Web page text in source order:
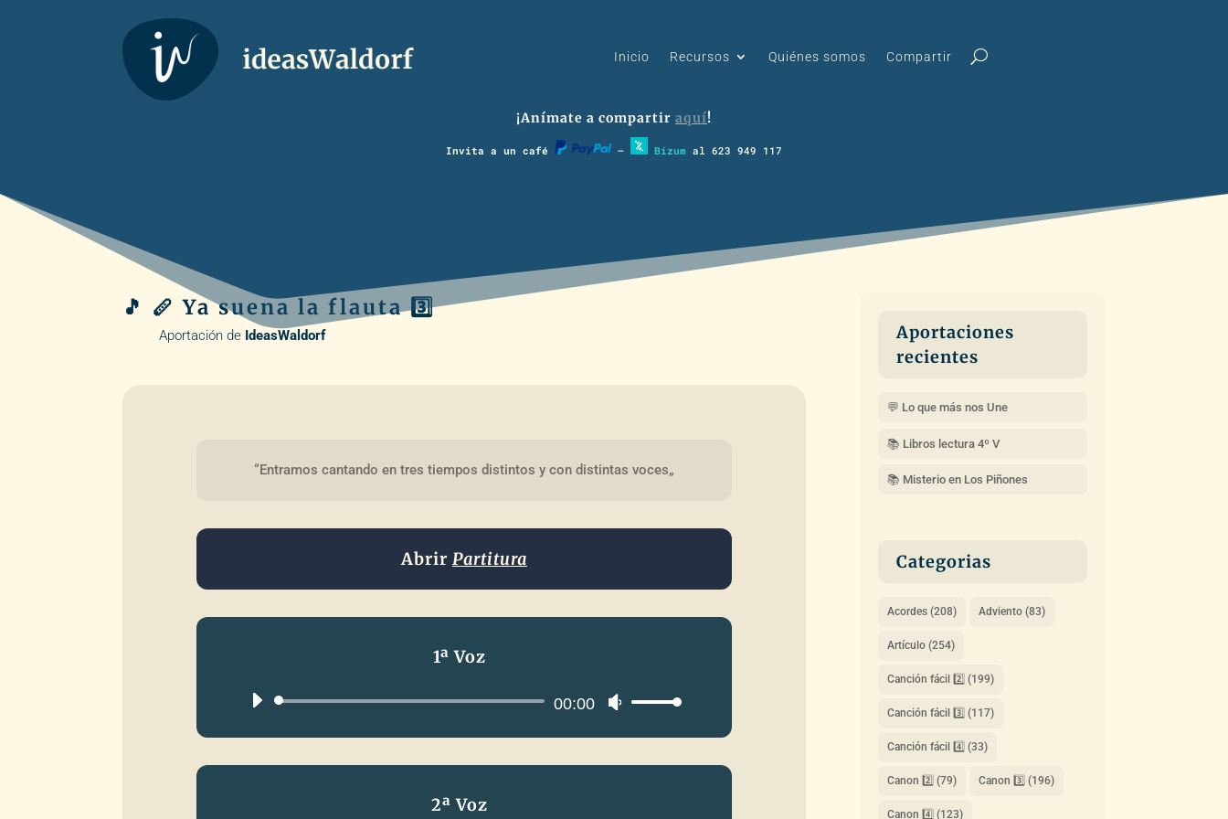
Inicio Recursos Quiénes somos Compartir
¡Anímate a compartir aquí!
Invita a un café – Bizum al 623 949 117
🎵 🪈 Ya suena la flauta 3️⃣
Aportación de IdeasWaldorf
“Entramos cantando en tres tiempos distintos y con distintas voces„
AbrirPartitura
1ª Voz
Reproductor
00:00
Utiliza
2ª Voz
Aportaciones
recientes
💬 Lo que más nos Une
📚 Libros lectura 4º V
📚 Misterio en Los Piñones
Categorias
Acordes(208) Adviento(83)
Artículo(254)
Canción fácil 2️⃣ (199)
Canción fácil 3️⃣ (117)
Canción fácil 4️⃣ (33)
Canon 2️⃣ (79) Canon 3️⃣ (196)
Canon 4️⃣ (123)